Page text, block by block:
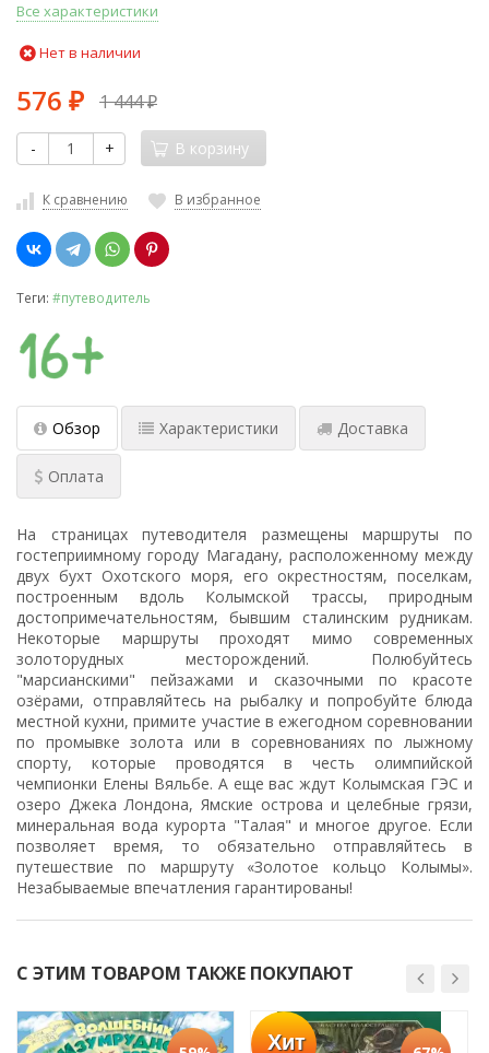
Все характеристики
Нет в наличии
576 ₽ 1 444₽
- + В корзину
К сравнению В избранное
Теги: #путеводитель
Обзор Характеристики Доставка
Оплата
На страницах путеводителя размещены маршруты по
гостеприимному городу Магадану, расположенному между
двух бухт Охотского моря, его окрестностям, поселкам,
построенным вдоль Колымской трассы, природным
достопримечательностям, бывшим сталинским рудникам.
Некоторые маршруты проходят мимо современных
золоторудных месторождений. Полюбуйтесь
"марсианскими" пейзажами и сказочными по красоте
озёрами, отправляйтесь на рыбалку и попробуйте блюда
местной кухни, примите участие в ежегодном соревновании
по промывке золота или в соревнованиях по лыжному
спорту, которые проводятся в честь олимпийской
чемпионки Елены Вяльбе. А еще вас ждут Колымская ГЭС и
озеро Джека Лондона, Ямские острова и целебные грязи,
минеральная вода курорта "Талая" и многое другое. Если
позволяет время, то обязательно отправляйтесь в
путешествие по маршруту «Золотое кольцо Колымы».
Незабываемые впечатления гарантированы!
С ЭТИМ ТОВАРОМ ТАКЖЕ ПОКУПАЮТ
Хит